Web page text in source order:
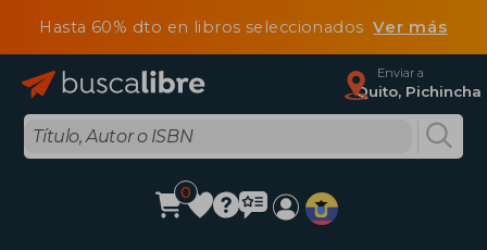
Hasta 60% dto en libros seleccionadosVer más
Enviar a
Quito, Pichincha
0